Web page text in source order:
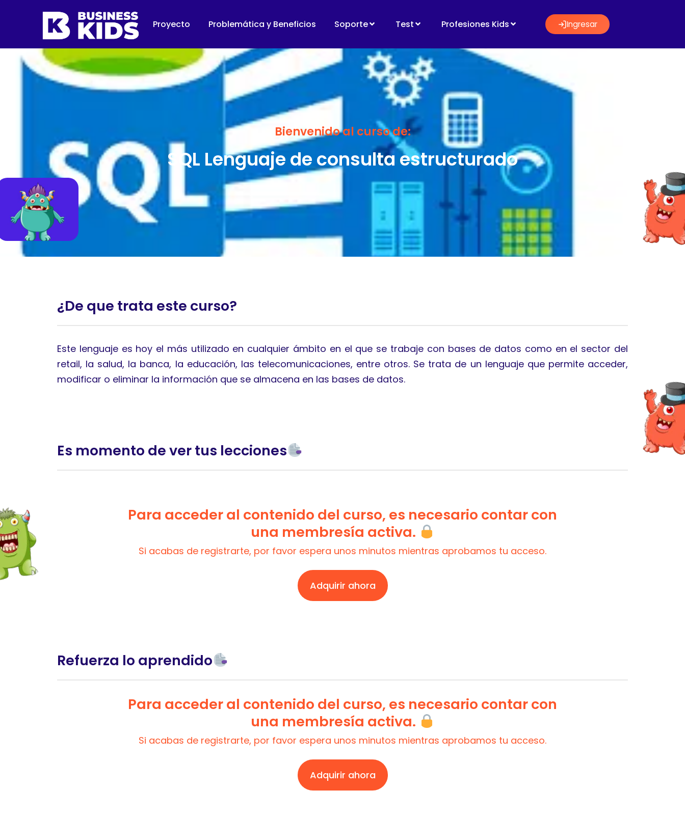
Proyecto Problemática y Beneficios Soporte Test Profesiones Kids Ingresar
Bienvenido al curso de:
SQL Lenguaje de consulta estructurado
¿De que trata este curso?
Este lenguaje es hoy el más utilizado en cualquier ámbito en el que se trabaje con bases de datos como en el sector del
retail, la salud, la banca, la educación, las telecomunicaciones, entre otros. Se trata de un lenguaje que permite acceder,
modificar o eliminar la información que se almacena en las bases de datos.
Es momento de ver tus lecciones
Para acceder al contenido del curso, es necesario contar con
una membresía activa.
Si acabas de registrarte, por favor espera unos minutos mientras aprobamos tu acceso.
Adquirir ahora
Refuerza lo aprendido
Para acceder al contenido del curso, es necesario contar con
una membresía activa.
Si acabas de registrarte, por favor espera unos minutos mientras aprobamos tu acceso.
Adquirir ahora